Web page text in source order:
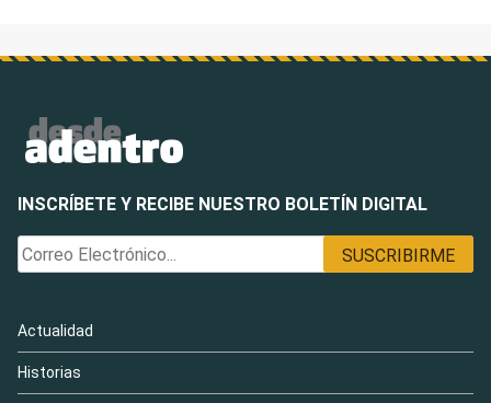
INSCRÍBETE Y RECIBE NUESTRO BOLETÍN DIGITAL
Actualidad
Historias